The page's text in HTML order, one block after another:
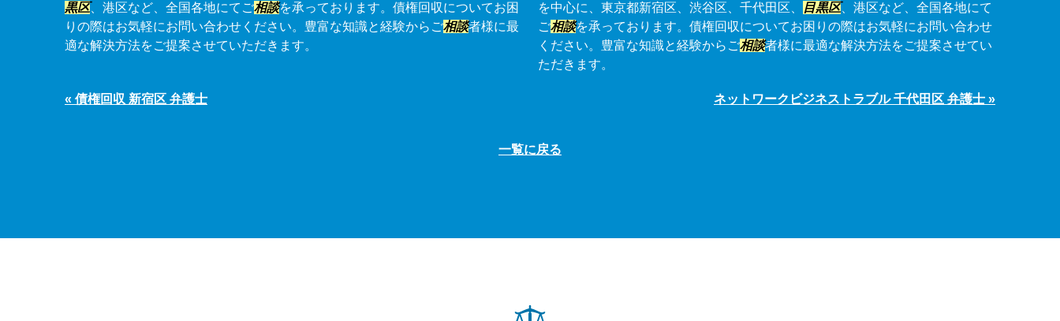
黒区、港区など、全国各地にてご相談を承っております。債権回収についてお困
りの際はお気軽にお問い合わせください。豊富な知識と経験からご相談者様に最
適な解決方法をご提案させていただきます。
を中心に、東京都新宿区、渋谷区、千代田区、
目黒区、港区など、全国各地にて
ご相談を承っております。債権回収についてお困りの際はお気軽にお問い合わせ
ください。豊富な知識と経験からご相談者様に最適な解決方法をご提案させてい
ただきます。
« 債権回収 新宿区 弁護士 ネットワークビジネストラブル 千代田区 弁護士 »
一覧に戻る